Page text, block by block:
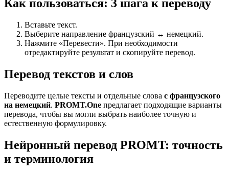
Как пользоваться: 3 шага к переводу
Вставьте текст.
Выберите направление французский ↔ немецкий.
Нажмите «Перевести». При необходимости
отредактируйте результат и скопируйте перевод.
Перевод текстов и слов
Переводите целые тексты и отдельные слова с французского
на немецкий. PROMT.One предлагает подходящие варианты
перевода, чтобы вы могли выбрать наиболее точную и
естественную формулировку.
Нейронный перевод PROMT: точность
и терминология